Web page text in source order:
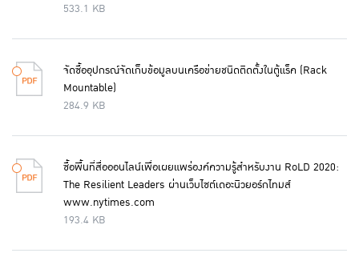
533.1 KB
จัดซื้ออุปกรณ์จัดเก็บข้อมูลบนเครือข่ายชนิดติดตั้งในตู้แร็ค (Rack
Mountable)
284.9 KB
ซื้อพื้นที่สื่อออนไลน์เพื่อเผยแพร่องค์ความรู้สำหรับงาน RoLD 2020:
The Resilient Leaders ผ่านเว็บไซต์เดอะนิวยอร์กไทมส์
www.nytimes.com
193.4 KB